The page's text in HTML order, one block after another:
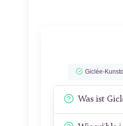
Giclée-
Was ist